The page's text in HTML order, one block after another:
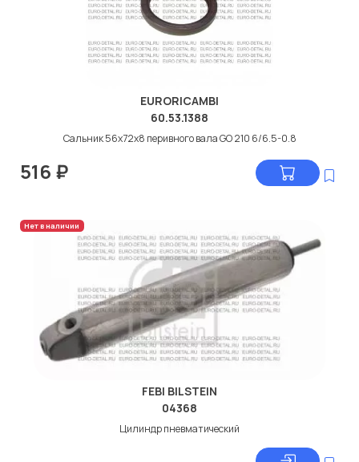
EURORICAMBI
60.53.1388
Сальник 56x72x8 перивного вала GO 210 6/6.5-0.8
516 ₽
Нет в наличии
FEBI BILSTEIN
04368
Цилиндр пневматический